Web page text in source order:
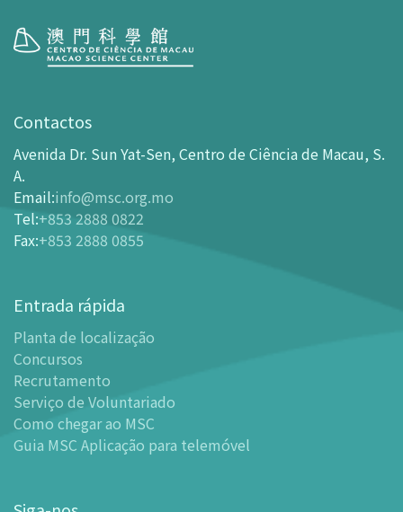
Horário de Funcionamento
Como chegar ao MSC
Bilheteira
- Comprar Ingressos On-line
- Ingressos e Tabela de Descontos
- Planta de localização
- Guia MSC Aplicação para telemóvel
Instalações
-
Mundo das Crianças
- Centro de Exibições
- Planetário
Contactos
Avenida Dr. Sun Yat-Sen, Centro de Ciência de Macau, S.
A.
Email:info@msc.org.mo
Tel:+853 2888 0822
Fax:+853 2888 0855
Entrada rápida
Planta de localização
Concursos
Recrutamento
Serviço de Voluntariado
Como chegar ao MSC
Guia MSC Aplicação para telemóvel